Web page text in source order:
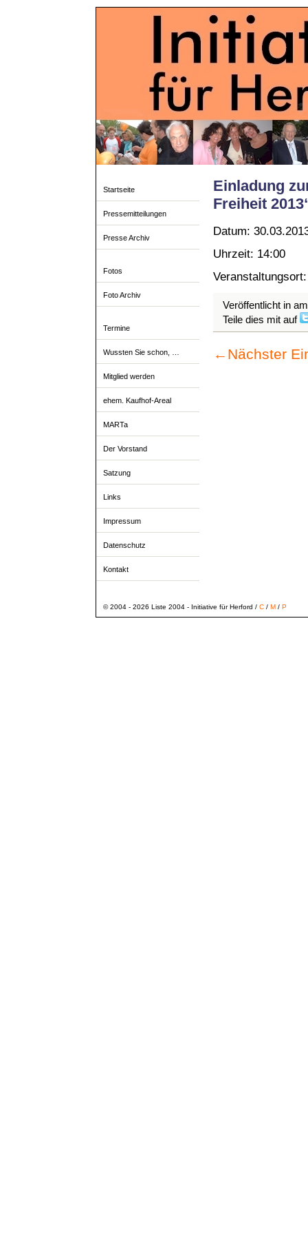
Startseite
Pressemitteilungen
Presse Archiv
Fotos
Foto Archiv
Termine
Wussten Sie schon, …
Mitglied werden
ehem. Kaufhof-Areal
MARTa
Der Vorstand
Satzung
Links
Impressum
Datenschutz
Kontakt
Einladung
Freiheit
Datum:
Uhrzeit: 14:00
Veröffentlicht in
Teile dies mit auf
← Nächster
© 2004 - 2026 Liste 2004 - Initiative für Herford / C/ M/ P